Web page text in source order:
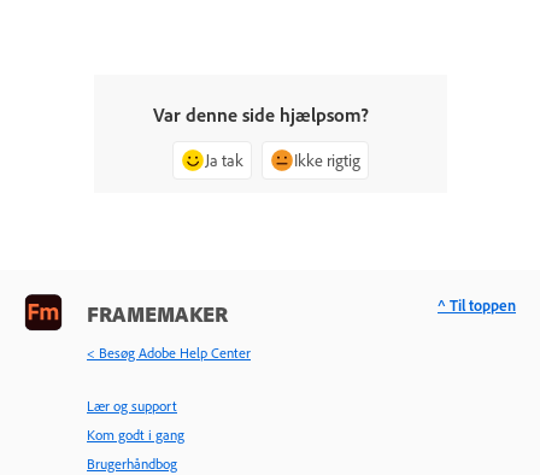
Var denne side hjælpsom?
Ja tak Ikke rigtig
FRAMEMAKER
< Besøg Adobe Help Center
Lær og support
Kom godt i gang
Brugerhåndbog
^ Til toppen